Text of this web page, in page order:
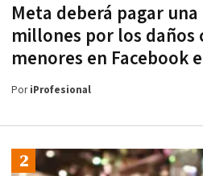
Meta deberá pagar
millones por los daños
menores en Facebook
PoriProfesional